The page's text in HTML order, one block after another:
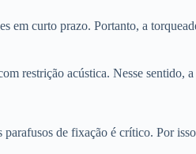
em curto prazo. Portanto, a
restrição acústica. Nesse sentido,
de fixação é crítico. Por